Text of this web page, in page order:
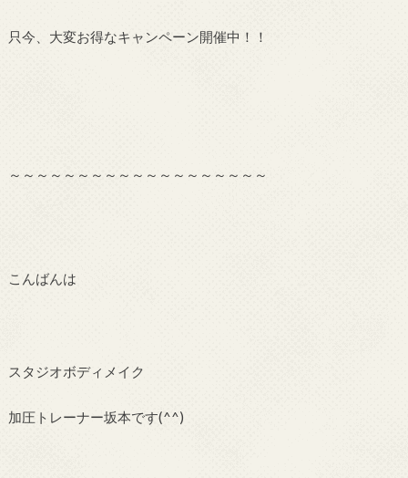
只今、大変お得なキャンペーン開催中！！
～～～～～～～～～～～～～～～～～～～
こんばんは
スタジオボディメイク
加圧トレーナー坂本です(^^)